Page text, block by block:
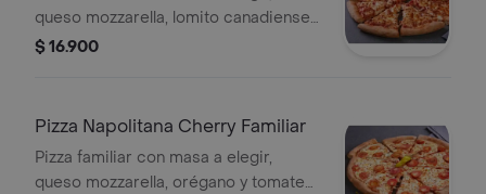
queso mozzarella, lomito canadiense,
tocino, queso parmesano y romano.
$ 16.900
Pizza Napolitana Cherry Familiar
Pizza familiar con masa a elegir,
queso mozzarella, orégano y tomate